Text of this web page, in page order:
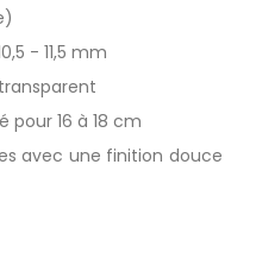
- 11,5 mm
pour 16 à 18 cm
avec une finition douce